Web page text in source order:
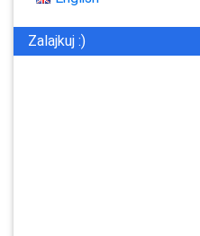
Zalajkuj :)